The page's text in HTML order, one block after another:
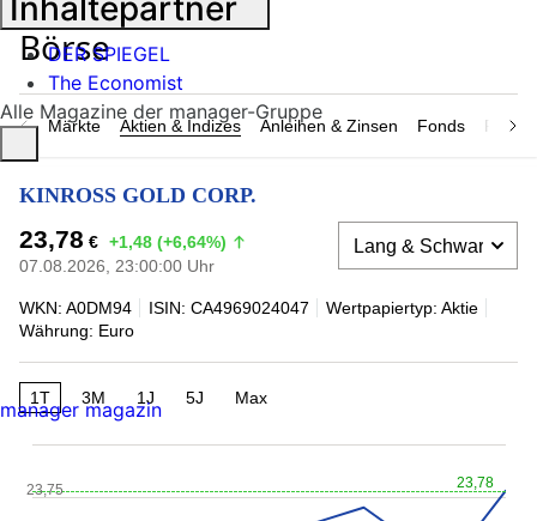
Märkte Aktien & Indizes Anleihen & Zinsen Fonds
KINROSS GOLD CORP.
23,78 € +1,48 (+6,64%)
07.08.2026, 23:00:00 Uhr
WKN: A0DM94 ISIN: CA4969024047
Wertpapiertyp: Aktie
Währung: Euro
1T 3M 1J 5J Max
23,78
23,75
Inhaltepartner
DER SPIEGEL
The Economist
Alle Magazine der manager-Gruppe
manager magazin